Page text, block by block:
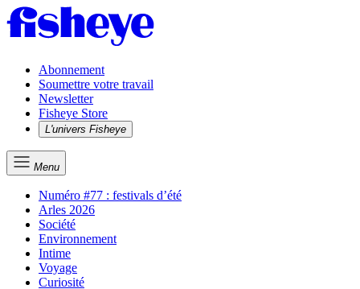
Abonnement
Soumettre votre travail
Newsletter
Fisheye Store
L'univers Fisheye
Menu
Numéro #77 : festivals d’été
Arles 2026
Société
Environnement
Intime
Voyage
Curiosité